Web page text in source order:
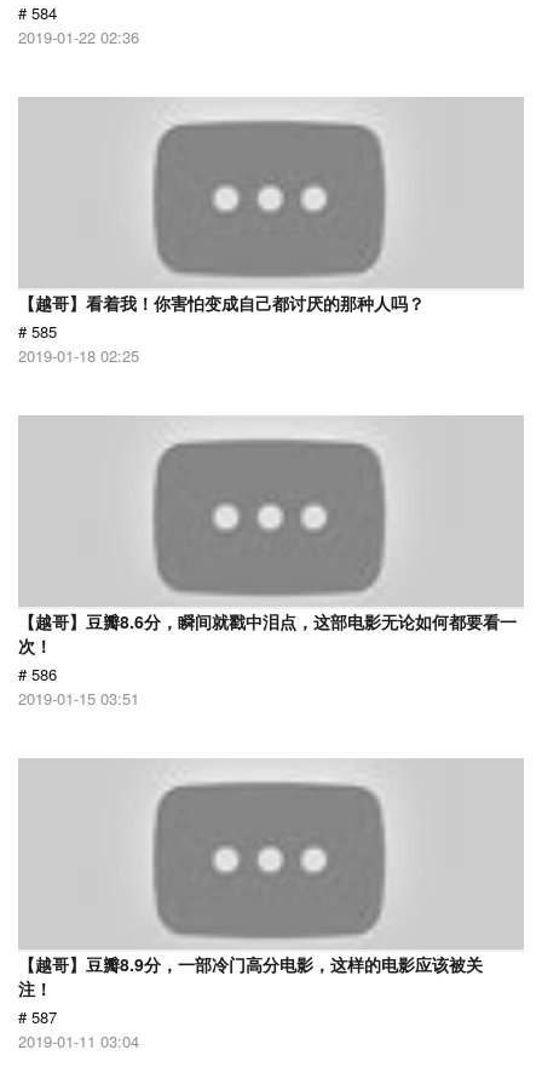
# 584
2019-01-22 02:36
【越哥】看着我！你害怕变成自己都讨厌的那种人吗？
# 585
2019-01-18 02:25
【越哥】豆瓣8.6分，瞬间就戳中泪点，这部电影无论如何都要看一
次！
# 586
2019-01-15 03:51
【越哥】豆瓣8.9分，一部冷门高分电影，这样的电影应该被关
注！
# 587
2019-01-11 03:04